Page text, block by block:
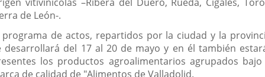
de León-.
programa de actos, repartidos por la ciudad y la
desarrollará del 17 al 20 de mayo y en él también
los productos agroalimentarios agrupados bajo
de calidad de "Alimentos de Valladolid.